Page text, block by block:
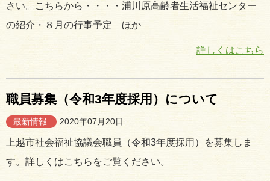
さい。こちらから・・・・浦川原高齢者生活福祉センター
の紹介・８月の行事予定 ほか
詳しくはこちら
職員募集（令和3年度採用）について
最新情報 2020年07月20日
上越市社会福祉協議会職員（令和3年度採用）を募集しま
す。詳しくはこちらをご覧ください。